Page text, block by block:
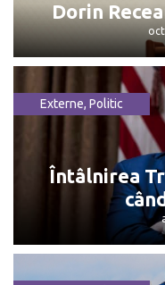
Dorin
Dorin
Externe, Politic
Întâlnirea